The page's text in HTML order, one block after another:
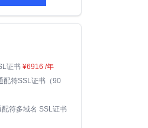
证书 ¥6916 /年
配符SSL证书（90
符多域名 SSL证书